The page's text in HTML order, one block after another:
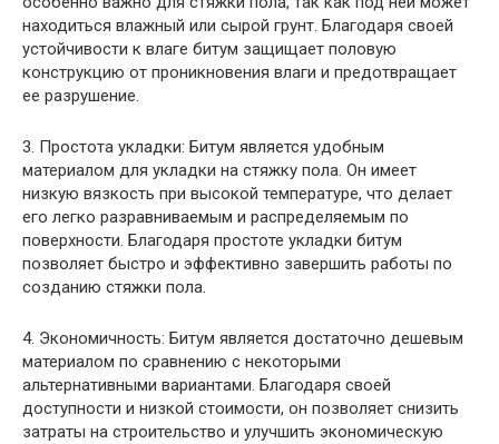
находиться влажный или сырой грунт. Благодаря своей
устойчивости к влаге битум защищает половую
конструкцию от проникновения влаги и предотвращает
ее разрушение.
3. Простота укладки: Битум является удобным
материалом для укладки на стяжку пола. Он имеет
низкую вязкость при высокой температуре, что делает
его легко разравниваемым и распределяемым по
поверхности. Благодаря простоте укладки битум
позволяет быстро и эффективно завершить работы по
созданию стяжки пола.
4. Экономичность: Битум является достаточно дешевым
материалом по сравнению с некоторыми
альтернативными вариантами. Благодаря своей
доступности и низкой стоимости, он позволяет снизить
затраты на строительство и улучшить экономическую